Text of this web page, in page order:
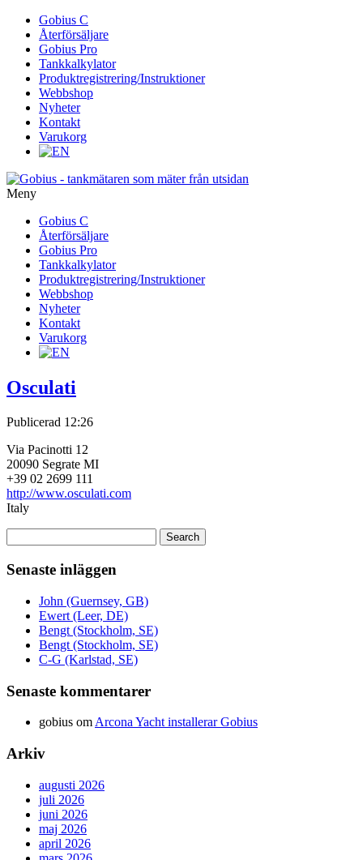
vidare
innehåll
Gobius C
Återförsäljare
Gobius Pro
Tankkalkylator
Produktregistrering/Instruktioner
Webbshop
Nyheter
Kontakt
Varukorg
Meny
vidare
innehåll
Gobius C
Återförsäljare
Gobius Pro
Tankkalkylator
Produktregistrering/Instruktioner
Webbshop
Nyheter
Kontakt
Varukorg
Osculati
Publicerad 12:26
Via Pacinotti 12
20090 Segrate MI
+39 02 2699 111
http://www.osculati.com
Italy
efter:
Senaste inläggen
John (Guernsey, GB)
Ewert (Leer, DE)
Bengt (Stockholm, SE)
Bengt (Stockholm, SE)
C-G (Karlstad, SE)
Senaste kommentarer
gobius om Arcona Yacht installerar Gobius
Arkiv
augusti 2026
juli 2026
juni 2026
maj 2026
april 2026